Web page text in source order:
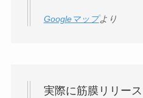
Googleマップより
実際に筋膜リリー